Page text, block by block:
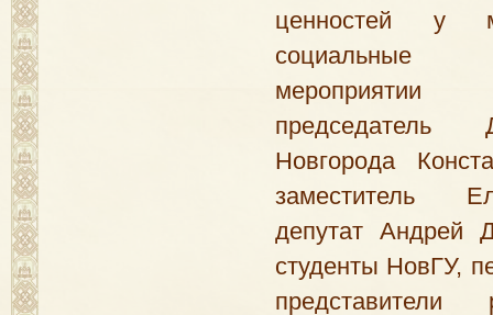
ценностей у
председатель
Новгорода
заместитель
депутат Андрей
студенты НовГУ,
представители